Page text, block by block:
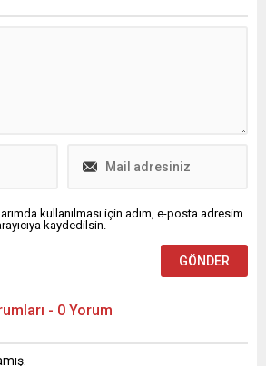
kullanılması için adım, e-posta adresim
kaydedilsin.
- 0 Yorum